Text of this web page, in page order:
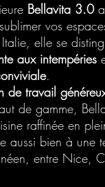
Bellavita 3.0
vos
elle se
aux intempéries
.
de travail
de gamme,
raffinée en
aussi bien à une
entre Nice,